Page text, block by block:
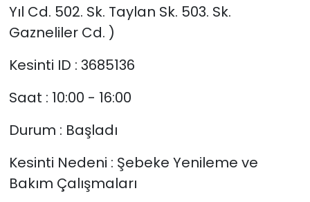
Yıl Cd. 502. Sk. Taylan Sk. 503. Sk.
Gazneliler Cd. )
Kesinti ID : 3685136
Saat : 10:00 - 16:00
Durum : Başladı
Kesinti Nedeni : Şebeke Yenileme ve
Bakım Çalışmaları